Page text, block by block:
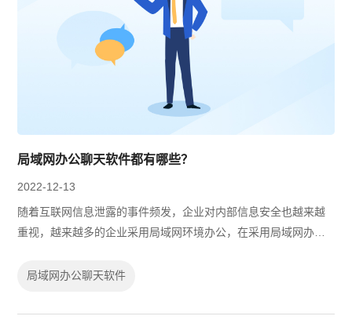
局域网办公聊天软件都有哪些？
2022-12-13
随着互联网信息泄露的事件频发，企业对内部信息安全也越来越
重视，越来越多的企业采用局域网环境办公，在采用局域网办公
么局域网办公聊天软件都有哪些？下...
局域网办公聊天软件